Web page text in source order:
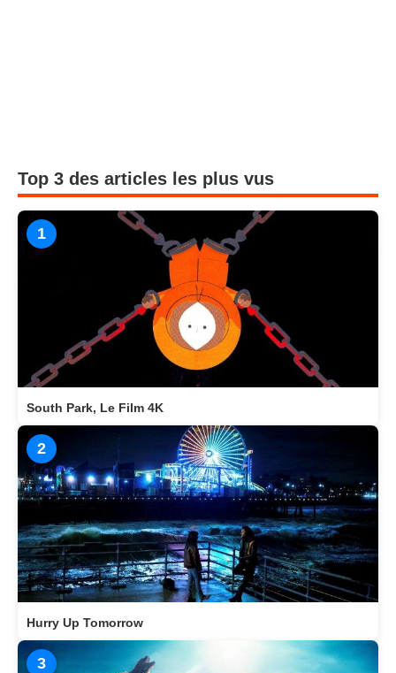
Top 3 des articles les plus vus
1
South Park, Le Film 4K
2
Hurry Up Tomorrow
3